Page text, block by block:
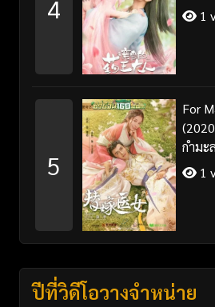
4 พากย์
1
5
For
กำมะ
ไทย
1
ปีที่วิดีโอวางจำหน่าย